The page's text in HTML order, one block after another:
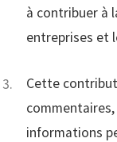
à contribuer à
entreprises et
Cette
informations